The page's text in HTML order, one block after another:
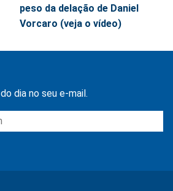
peso da delação de Daniel
Vorcaro (veja o vídeo)
dia no seu e-mail.